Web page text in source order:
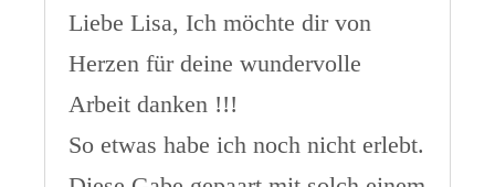
Liebe Lisa, Ich möchte dir von
Herzen für deine wundervolle
Arbeit danken !!!
So etwas habe ich noch nicht erlebt.